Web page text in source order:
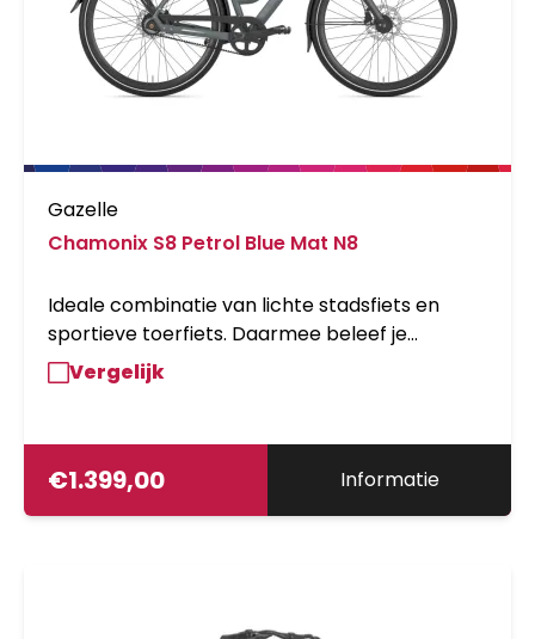
Gazelle
Chamonix S8 Petrol Blue Mat N8
Ideale combinatie van lichte stadsfiets en
sportieve toerfiets. Daarmee beleef je
evenveel plezier aan je woon/werkverkeer als
aan een toertocht. De ontwerpers van Gazelle
het stoere hoge instap frame als voor het
elegante lage instap frame.
Vergelijk
€1.399,00 Informatie